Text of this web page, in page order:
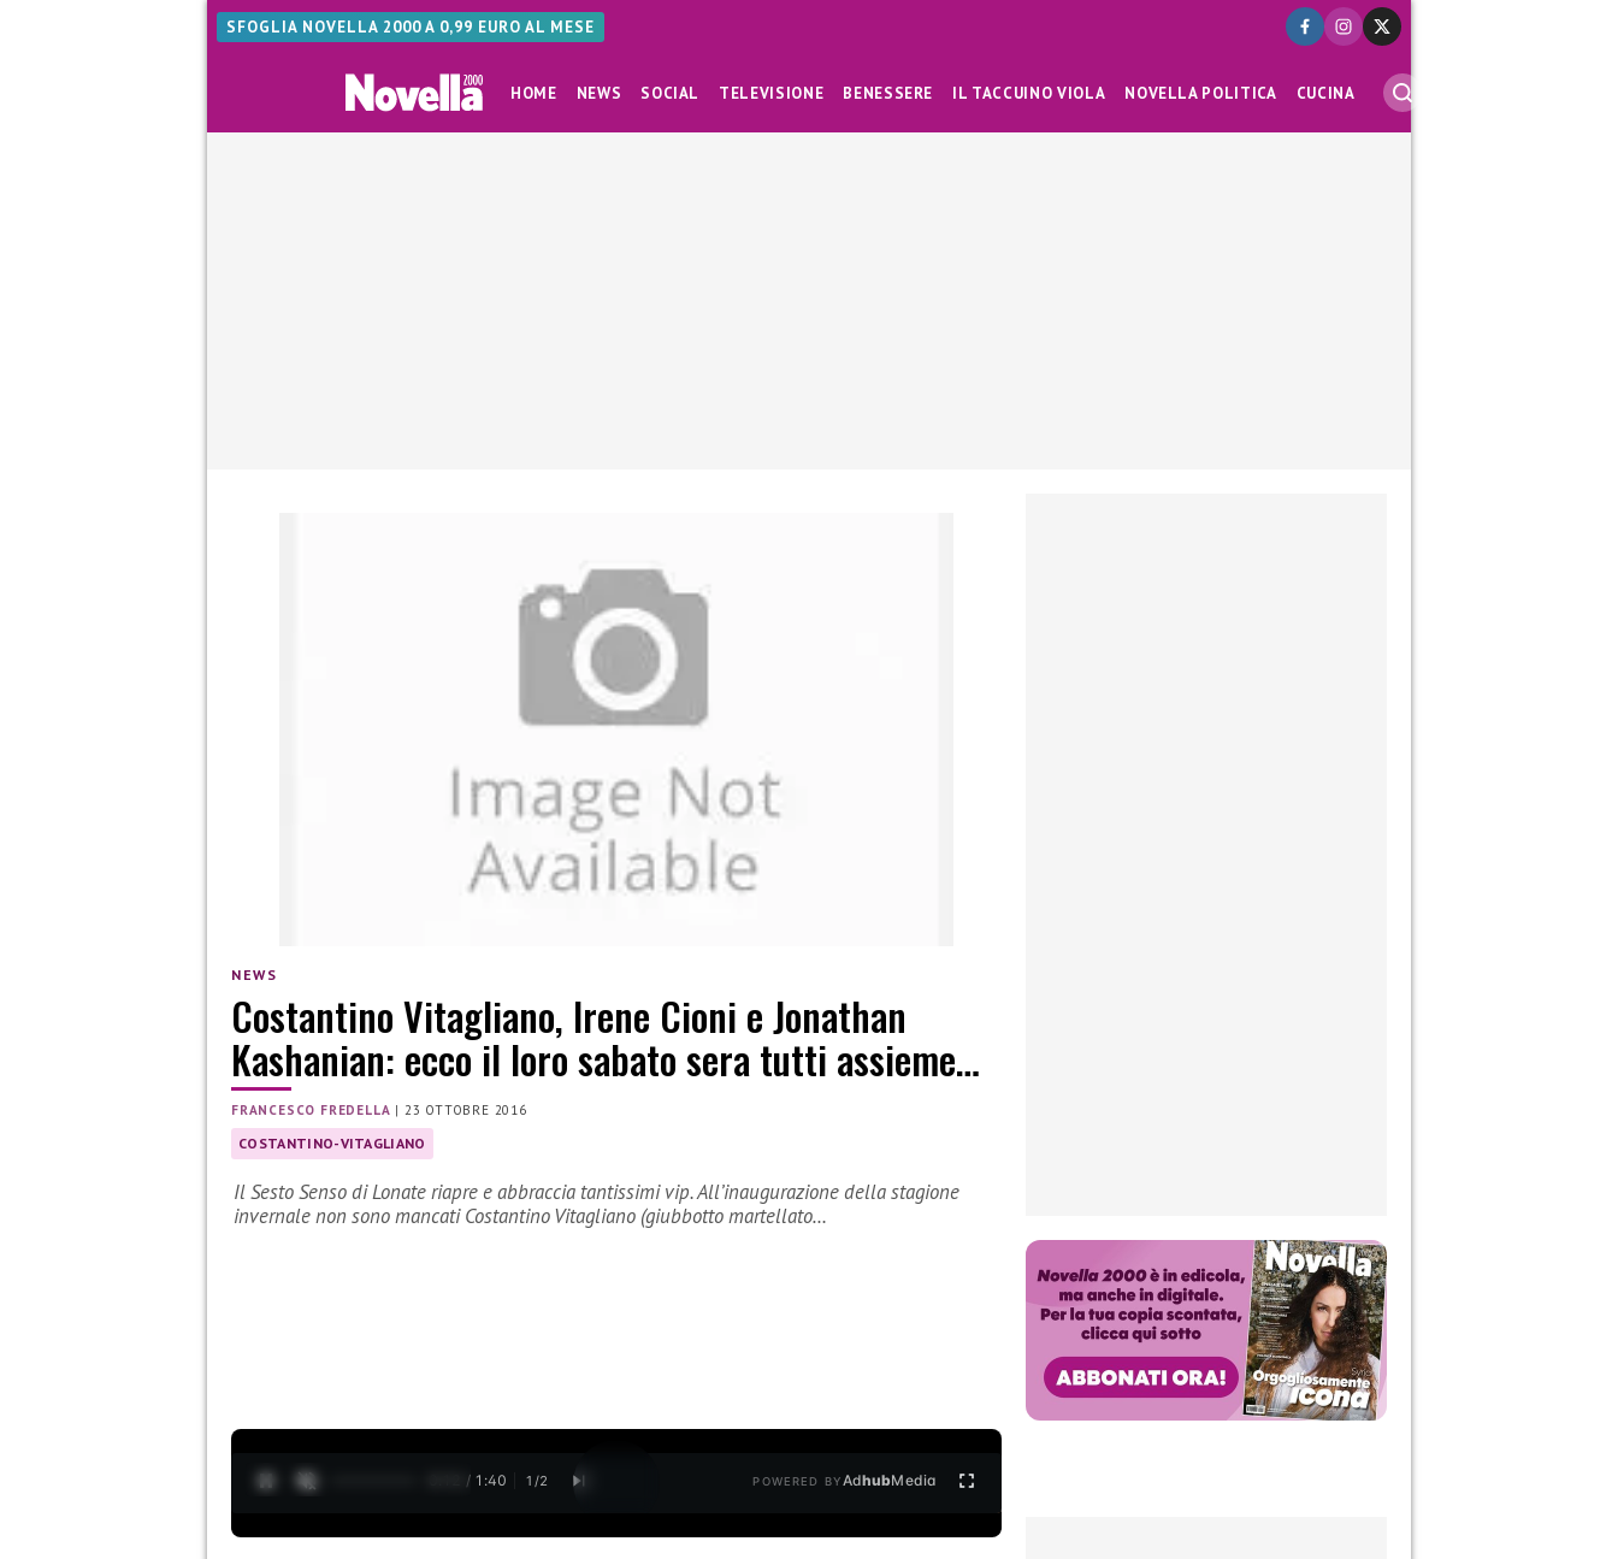
SFOGLIA NOVELLA 2000 A 0,99 EURO AL MESE
HOME NEWS SOCIAL TELEVISIONE BENESSERE IL TACCUINO VIOLA NOVELLA POLITICA CUCINA
NEWS
Costantino Vitagliano, Irene Cioni e Jonathan
Kashanian: ecco il loro sabato sera tutti assieme…
FRANCESCO FREDELLA | 23 OTTOBRE 2016
COSTANTINO-VITAGLIANO
Il Sesto Senso di Lonate riapre e abbraccia tantissimi vip. All’inaugurazione della stagione
invernale non sono mancati Costantino Vitagliano (giubbotto martellato…
0:12 / 1:40 1 /2 POWERED BYAdhubMedia